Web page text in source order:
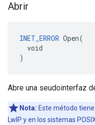
Abrir
INET_ERROR Open(
  void
)
Abre una seudointerfaz
Nota: Este método
LwIP y en los sistemas